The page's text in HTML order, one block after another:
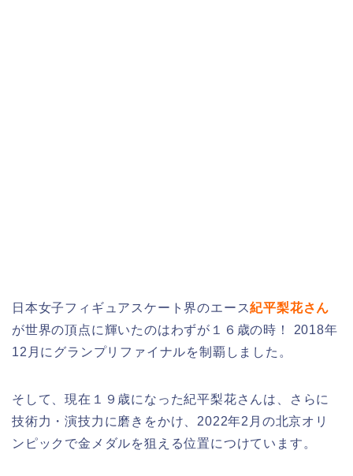
日本女子フィギュアスケート界のエース紀平梨花さん
が世界の頂点に輝いたのはわずが１６歳の時！ 2018年
12月にグランプリファイナルを制覇しました。
そして、現在１９歳になった紀平梨花さんは、さらに
技術力・演技力に磨きをかけ、2022年2月の北京オリ
ンピックで金メダルを狙える位置につけています。